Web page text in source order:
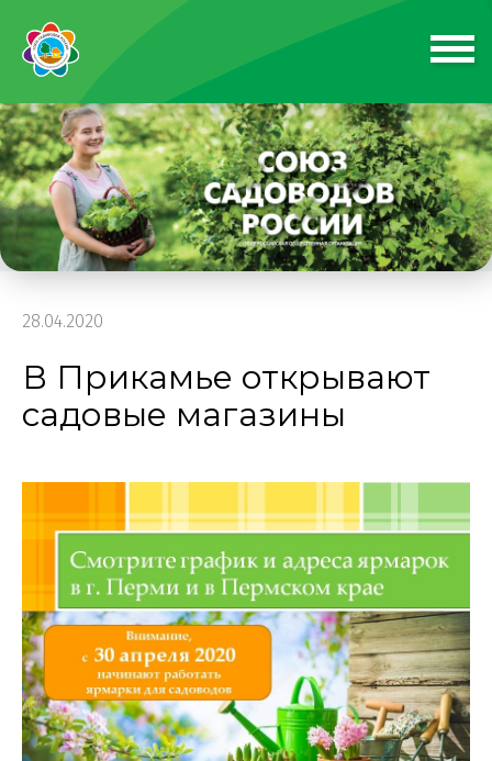
28.04.2020
В Прикамье открывают
садовые магазины